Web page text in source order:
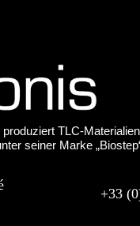
TLC-Materialien
seiner Marke
+33